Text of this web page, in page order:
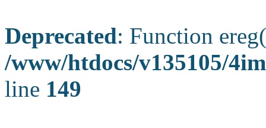
Deprecated: Function
/www/htdocs/v135105/
line 149